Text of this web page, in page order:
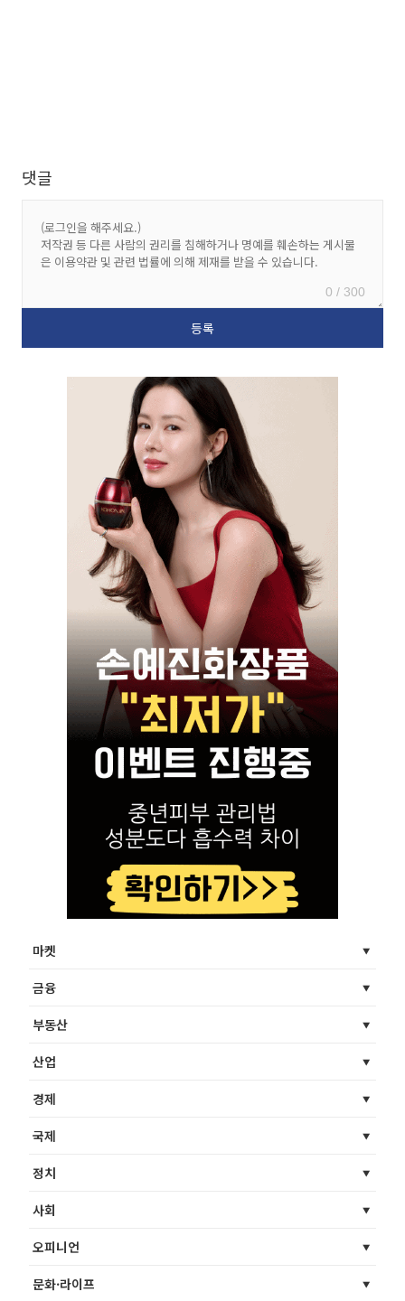
댓글
0 / 300
마켓
금융
부동산
산업
경제
국제
정치
사회
오피니언
문화·라이프